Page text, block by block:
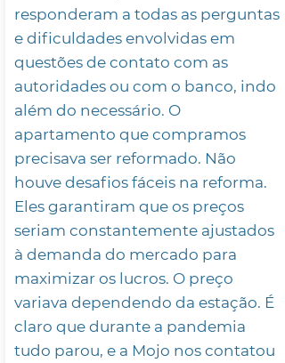
responderam a todas as perguntas
e dificuldades envolvidas em
questões de contato com as
autoridades ou com o banco, indo
além do necessário. O
apartamento que compramos
precisava ser reformado. Não
houve desafios fáceis na reforma.
Eles garantiram que os preços
seriam constantemente ajustados
à demanda do mercado para
maximizar os lucros. O preço
variava dependendo da estação. É
claro que durante a pandemia
tudo parou, e a Mojo nos contatou